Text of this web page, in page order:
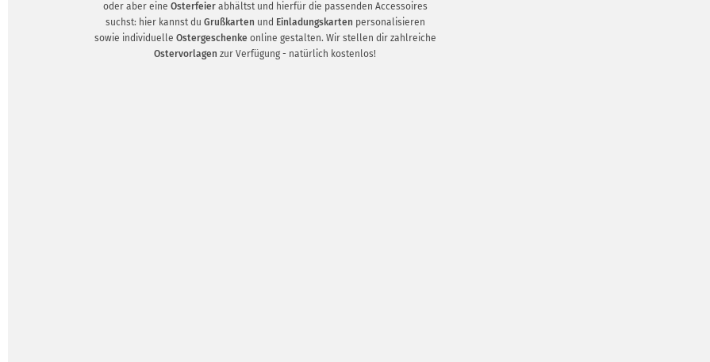
oder aber eine Osterfeierabhältst und hierfür die passenden Accessoires
suchst: hier kannst du Grußkarten und Einladungskarten personalisieren
sowie individuelle Ostergeschenke online gestalten. Wir stellen dir zahlreiche
Ostervorlagen zur Verfügung - natürlich kostenlos!